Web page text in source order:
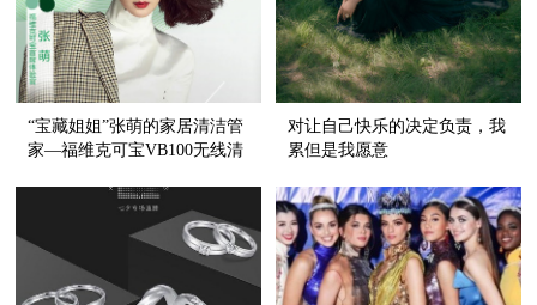
“宝藏姐姐”张萌的家居清洁管
家—福维克可宝VB100无线清
对让自己快乐的决定负责，我
累但是我愿意